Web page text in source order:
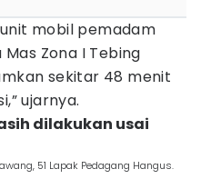
mobil pemadam
Zona I Tebing
sekitar 48 menit
ujarnya.
dilakukan usai
51 Lapak Pedagang Hangus.